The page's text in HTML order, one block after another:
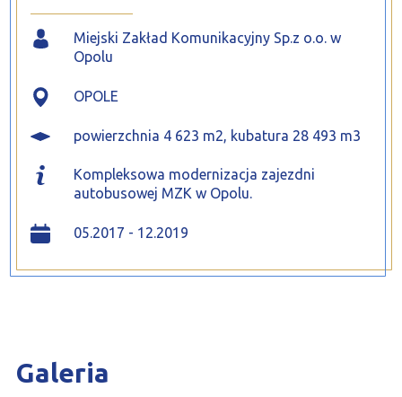
Miejski Zakład Komunikacyjny Sp.z o.o. w
Opolu
OPOLE
powierzchnia 4 623 m2, kubatura 28 493 m3
Kompleksowa modernizacja zajezdni
autobusowej MZK w Opolu.
05.2017 - 12.2019
Galeria